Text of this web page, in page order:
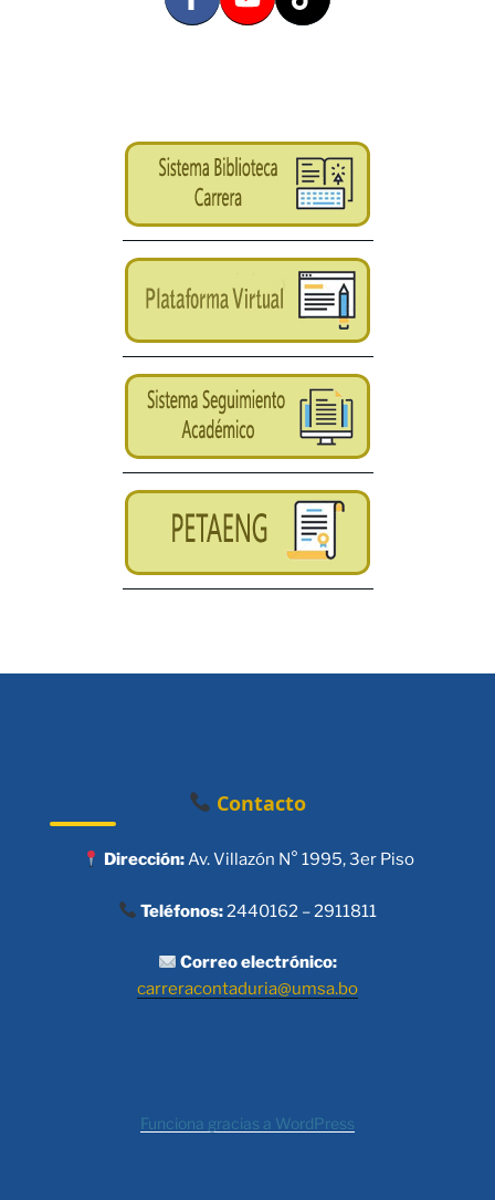
Contacto
Dirección:Av. Villazón N° 1995, 3er Piso
Teléfonos:2440162 – 2911811
Correo electrónico:
carreracontaduria@umsa.bo
Funciona gracias a WordPress